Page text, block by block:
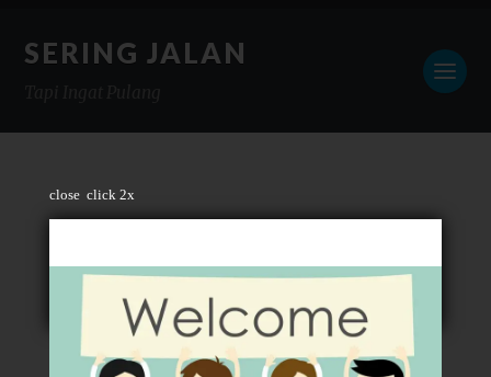
close click 2x
SERING JALAN